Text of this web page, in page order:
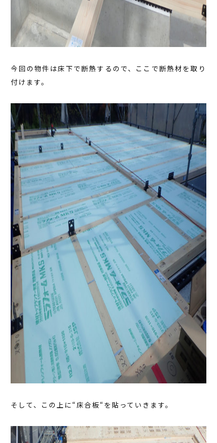
今回の物件は床下で断熱するので、ここで断熱材を取り
付けます。
そして、この上に“床合板“を貼っていきます。